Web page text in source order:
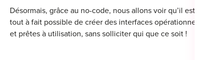
Désormais, grâce au no-code, nous allons voir qu’il est
tout à fait possible de créer des interfaces opérationnelles
et prêtes à utilisation, sans solliciter qui que ce soit !